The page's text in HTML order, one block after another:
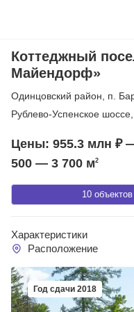
Коттеджный
Майендорф»
Одинцовский район
п.
Рублево-Успенское шоссе,
10
Цены: 955.3 млн ₽
500 — 3 700 м2
Характеристики
Расположение
Год сдачи 2018